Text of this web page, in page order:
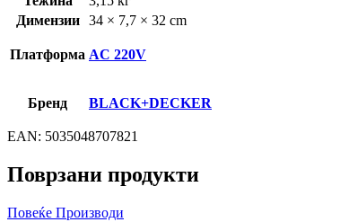
Димензии
34 × 7,7 × 32 cm
Платформа AC 220V
Бренд BLACK+DECKER
EAN: 5035048707821
Поврзани продукти
Повеќе Производи